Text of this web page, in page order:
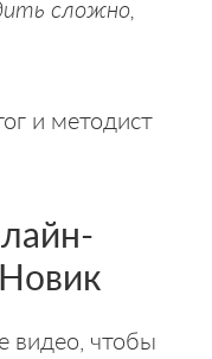
сложно,
и методист
видео, чтобы